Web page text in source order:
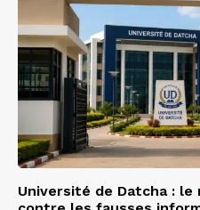
Université de Datcha :